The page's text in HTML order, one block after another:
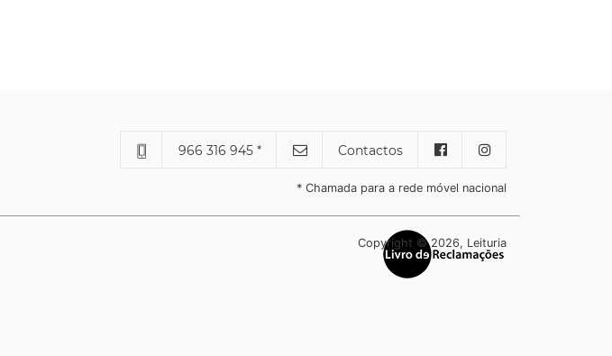
966 316 945 * Contactos
* Chamada para a rede móvel nacional
Copyright © 2026, Leituria